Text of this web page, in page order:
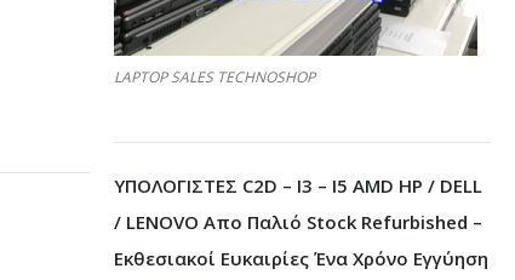
LAPTOP SALES TECHNOSHOP
ΥΠΟΛΟΓΙΣΤΕΣ C2D – I3 – I5 AMD HP / DELL
/ LENOVO Απο Παλιό Stock Refurbished –
Εκθεσιακοί Ευκαιρίες Ένα Χρόνο Εγγύηση